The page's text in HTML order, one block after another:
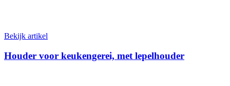
Bekijk artikel
Houder voor keukengerei, met lepelhouder